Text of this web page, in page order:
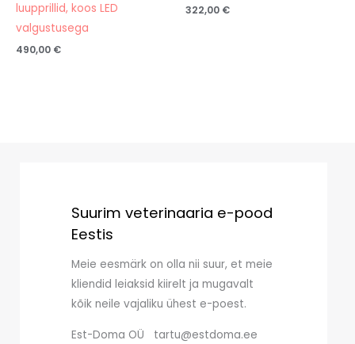
luupprillid, koos LED
valgustusega
490,00 €
322,00 €
Suurim veterinaaria e-pood
Eestis
Meie eesmärk on olla nii suur, et meie
kliendid leiaksid kiirelt ja mugavalt
kõik neile vajaliku ühest e-poest.
Est-Doma OÜ tartu@estdoma.ee